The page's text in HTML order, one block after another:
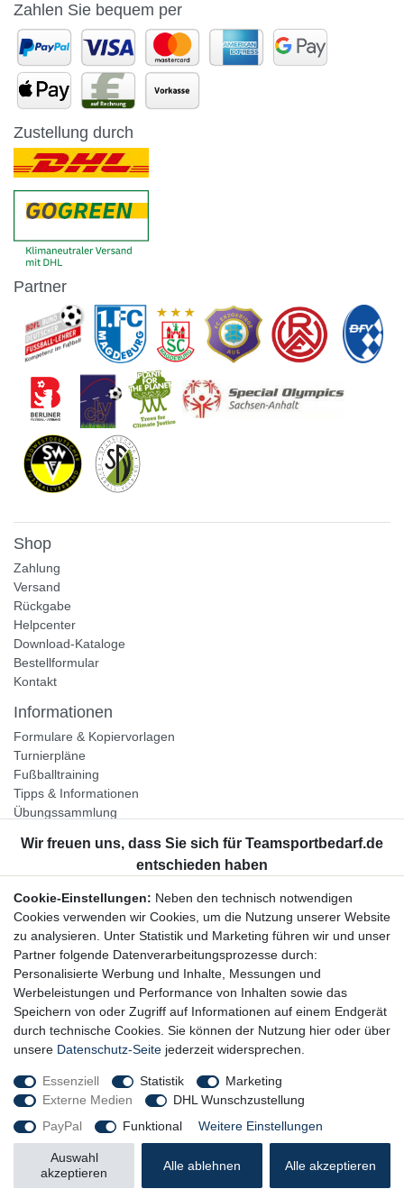
Zahlen Sie bequem per
Zustellung durch
Partner
Shop
Zahlung
Versand
Rückgabe
Helpcenter
Download-Kataloge
Bestellformular
Kontakt
Informationen
Formulare & Kopiervorlagen
Turnierpläne
Fußballtraining
Tipps & Informationen
Übungssammlung
Unternehmen
Widerrufsrecht
Bestellung widerrufen
Datenschutzerklärung
AGB
Impressum
Newsletter
Newsletter-Anmeldung
© Copyright 2026 Trainingsunterlagen24 GmbH. Alle Rechte vorbehalten.
Cookie-Einstellungen: Neben den technisch notwendigen
Cookies verwenden wir Cookies, um die Nutzung unserer Website
zu analysieren. Unter Statistik und Marketing führen wir und unser
Partner folgende Datenverarbeitungsprozesse durch:
Personalisierte Werbung und Inhalte, Messungen und
Werbeleistungen und Performance von Inhalten sowie das
Speichern von oder Zugriff auf Informationen auf einem Endgerät
durch technische Cookies. Sie können der Nutzung hier oder über
unsere Datenschutz-Seite jederzeit widersprechen.
Essenziell Statistik
Marketing
Externe Medien
DHL Wunschzustellung
PayPal
Funktional Weitere Einstellungen
Alle akzeptieren
Alle ablehnen
Auswahl
akzeptieren